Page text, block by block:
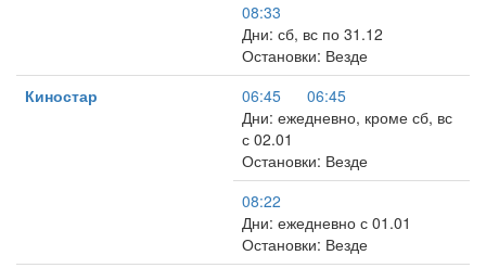
08:33
Дни: сб, вс по 31.12
Остановки: Везде
Киностар
06:45
06:45
Дни: ежедневно, кроме сб, вс
с 02.01
Остановки: Везде
08:22
Дни: ежедневно с 01.01
Остановки: Везде